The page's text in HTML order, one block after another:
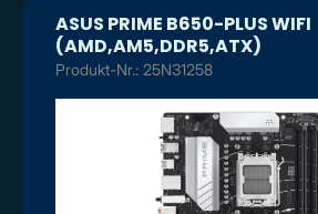
ASUS PRIME B650-PLUS WIFI
(AMD,AM5,DDR5,ATX)
Produkt-Nr.: 25N31258